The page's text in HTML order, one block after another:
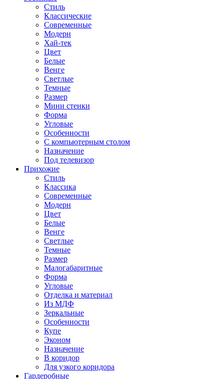
Стиль
Классические
Современные
Модерн
Хай-тек
Цвет
Белые
Венге
Светлые
Темные
Размер
Мини стенки
Форма
Угловые
Особенности
С компьютерным столом
Назначение
Под телевизор
Прихожие
Стиль
Классика
Современные
Модерн
Цвет
Белые
Венге
Светлые
Темные
Размер
Малогабаритные
Форма
Угловые
Отделка и материал
Из МДФ
Зеркальные
Особенности
Купе
Эконом
Назначение
В коридор
Для узкого коридора
Гардеробные